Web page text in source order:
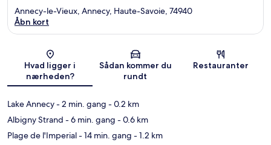
Kort
Annecy-le-Vieux, Annecy, Haute-Savoie, 74940
Åbn kort
Hvad ligger i
nærheden?
Sådan kommer du
rundt
Restauranter
Lake Annecy- 2 min. gang - 0.2 km
Albigny Strand - 6 min. gang - 0.6 km
Plage de l'Imperial- 14 min. gang - 1.2 km